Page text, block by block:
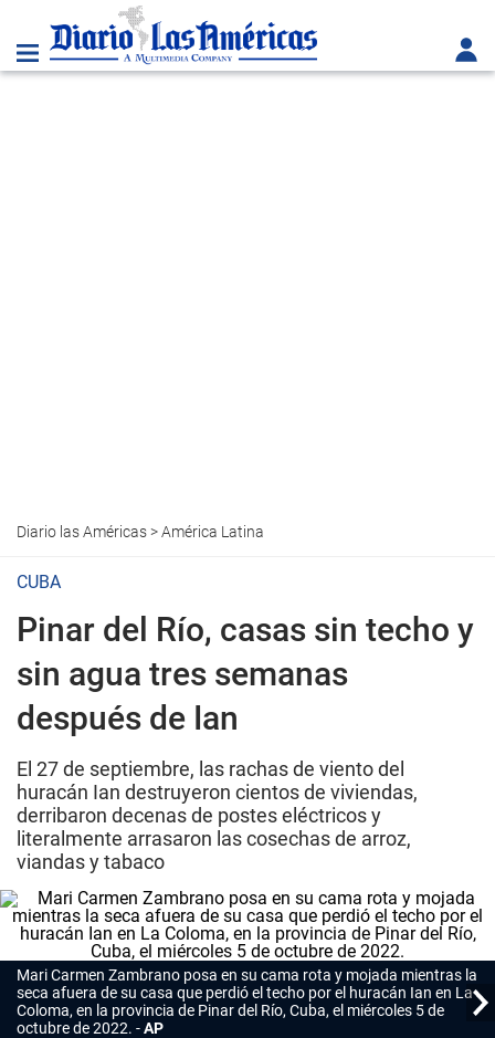
Diario las Américas>América Latina
CUBA
Pinar del Río, casas sin techo y
sin agua tres semanas
después de Ian
El 27 de septiembre, las rachas de viento del
huracán Ian destruyeron cientos de viviendas,
derribaron decenas de postes eléctricos y
literalmente arrasaron las cosechas de arroz,
viandas y tabaco
Mari Carmen Zambrano posa en su cama rota y mojada mientras la
seca afuera de su casa que perdió el techo por el huracán Ian en La
Coloma, en la provincia de Pinar del Río, Cuba, el miércoles 5 de
octubre de 2022.
AP